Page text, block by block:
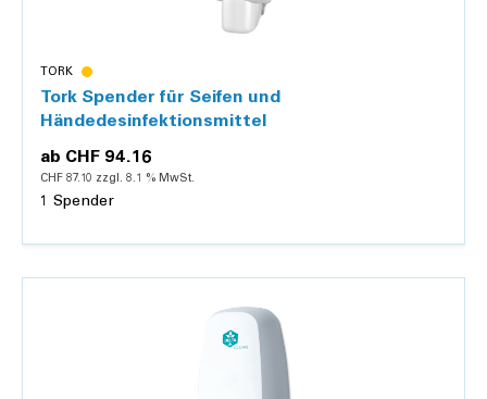
TORK
Tork Spender für Seifen und
Händedesinfektionsmittel
ab CHF 94.16
CHF 87.10 zzgl. 8.1 % MwSt.
1 Spender
Details